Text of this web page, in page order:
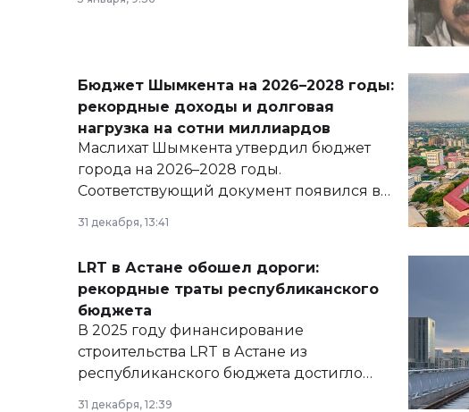
Бюджет Шымкента на 2026–2028 годы:
рекордные доходы и долговая
нагрузка на сотни миллиардов
Маслихат Шымкента утвердил бюджет
города на 2026–2028 годы.
Соответствующий документ появился в
базе нормативных правовых актов и на
сайте маслихат города.
31 декабря, 13:41
LRT в Астане обошел дороги:
рекордные траты республиканского
бюджета
В 2025 году финансирование
строительства LRT в Астане из
республиканского бюджета достигло
рекордных объемов.
31 декабря, 12:39